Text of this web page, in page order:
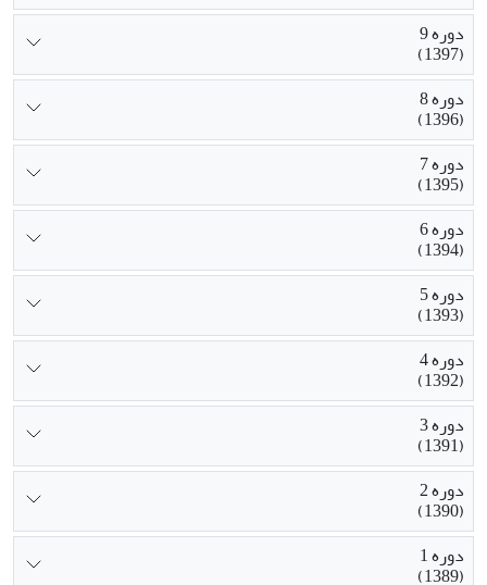
دوره 9
(1397)
دوره 8
(1396)
دوره 7
(1395)
دوره 6
(1394)
دوره 5
(1393)
دوره 4
(1392)
دوره 3
(1391)
دوره 2
(1390)
دوره 1
(1389)